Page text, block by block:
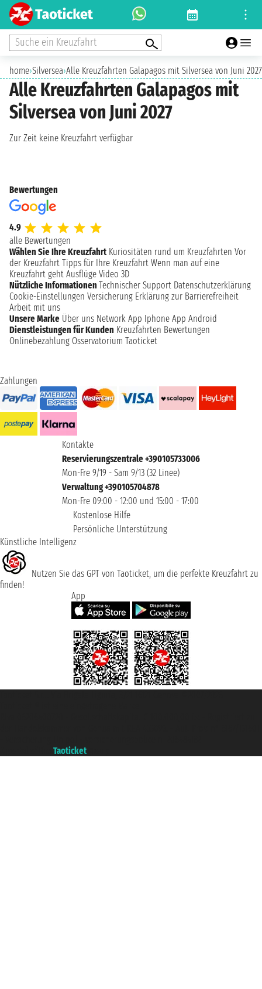
Suche ein Kreuzfahrt
home›Silversea›Alle Kreuzfahrten Galapagos mit Silversea von Juni 2027
Alle Kreuzfahrten Galapagos mit
Silversea von Juni 2027
Zur Zeit keine Kreuzfahrt verfügbar
Bewertungen
4.9
alle Bewertungen
Wählen Sie Ihre Kreuzfahrt Kuriositäten rund um Kreuzfahrten Vor
der Kreuzfahrt Tipps für Ihre Kreuzfahrt Wenn man auf eine
Kreuzfahrt geht Ausflüge Video 3D
Nützliche Informationen Technischer Support Datenschutzerklärung
Cookie-Einstellungen Versicherung Erklärung zur Barrierefreiheit
Arbeit mit uns
Unsere Marke Über uns Network App Iphone App Android
Dienstleistungen für Kunden Kreuzfahrten Bewertungen
Onlinebezahlung Osservatorium Taoticket
Zahlungen
Kontakte
Reservierungszentrale +390105733006
Mon-Fre 9/19 - Sam 9/13 (32 Linee)
Verwaltung +390105704878
Mon-Fre 09:00 - 12:00 und 15:00 - 17:00
Kostenlose Hilfe
Persönliche Unterstützung
Künstliche Intelligenz
Nutzen Sie das GPT von Taoticket, um die perfekte Kreuzfahrt zu
finden!
App
Taoticket